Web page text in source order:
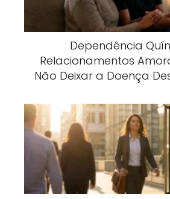
Dependência
Relacionamentos
Não Deixar a Doença